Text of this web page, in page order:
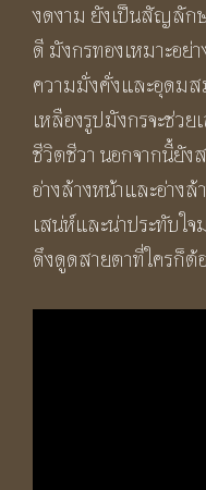
งดงาม ยังเป็นสัญลัก
ดี มังกรทองเหมาะอย่า
ความมั่งคั่งและอุดมส
เหลืองรูปมังกรจะช่ว
ชีวิตชีวา นอกจากนี้ยัง
อ่างล้างหน้าและอ่าง
เสน่ห์และน่าประทับใจ
ดึงดูดสายตาที่ใครก็ต้